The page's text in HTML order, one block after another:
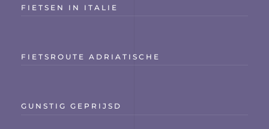
FIETSEN IN ITALIE
FIETSROUTE ADRIATISCHE
GUNSTIG GEPRIJSD